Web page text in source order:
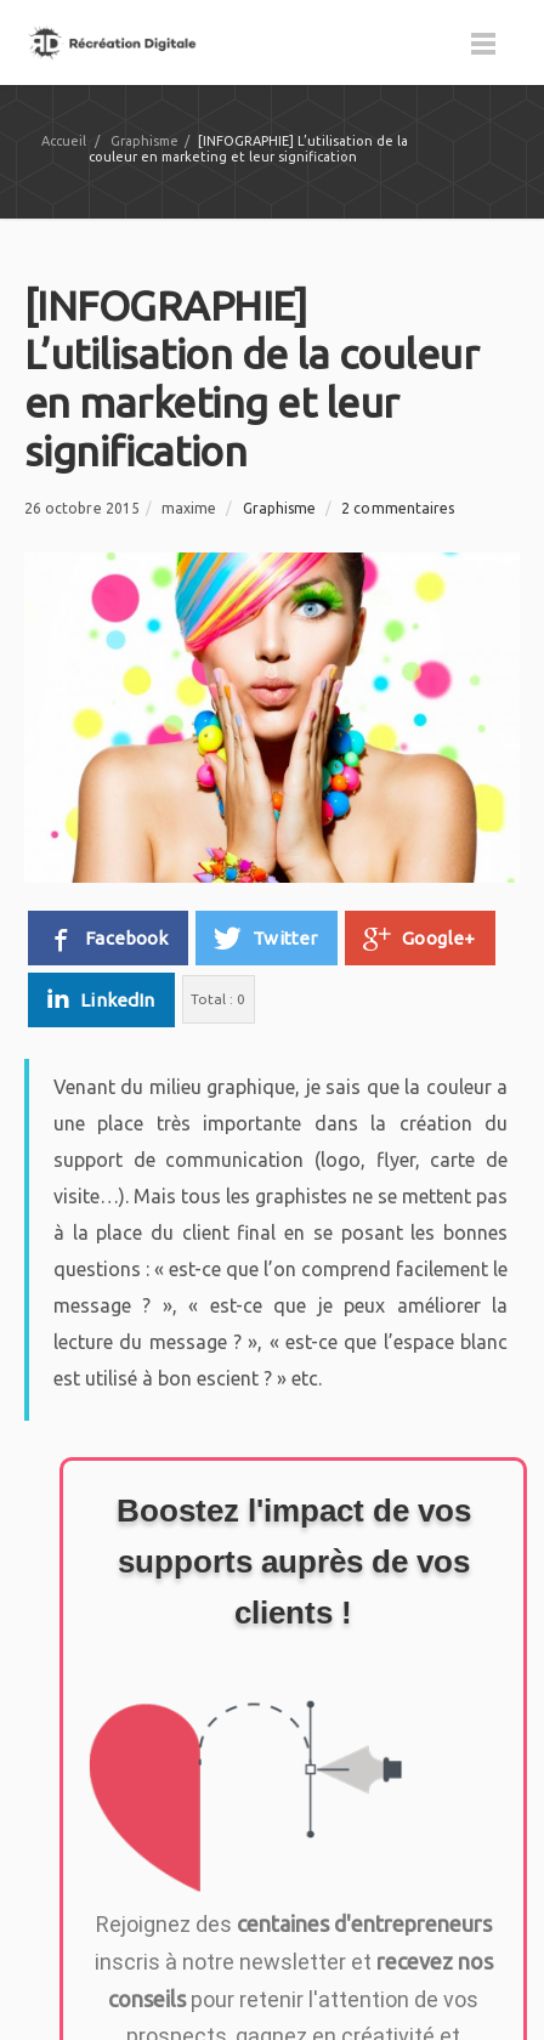
Accueil / Graphisme /
[INFOGRAPHIE] L’utilisation de la
couleur en marketing et leur signification
[INFOGRAPHIE]
L’utilisation de la couleur
en marketing et leur
signification
26 octobre 2015 / maxime / Graphisme / 2 commentaires
Facebook Twitter Google+
LinkedIn Total : 0
Venant du milieu graphique, je sais que la couleur a
une place très importante dans la création du
support de communication (logo, flyer, carte de
visite…). Mais tous les graphistes ne se mettent pas
à la place du client final en se posant les bonnes
questions : « est-ce que l’on comprend facilement le
message ? », « est-ce que je peux améliorer la
lecture du message ? », « est-ce que l’espace blanc
est utilisé à bon escient ? » etc.
Boostez l'impact de vos
supports auprès de vos
clients !
Rejoignez des centaines d'entrepreneurs
inscris à notre newsletter et recevez nos
conseilspour retenir l'attention de vos